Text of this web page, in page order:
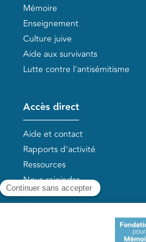
Mémoire
Enseignement
Culture juive
Aide aux survivants
Lutte contre l'antisémitisme
Accès direct
Aide et contact
Rapports d'activité
Ressources
Nous rejoindre